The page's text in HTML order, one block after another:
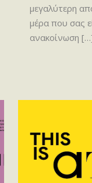
μεγαλύτερη
μέρα που σας
ανακοίνωση